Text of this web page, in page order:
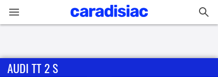
Accueil
AUDI TT 2 S